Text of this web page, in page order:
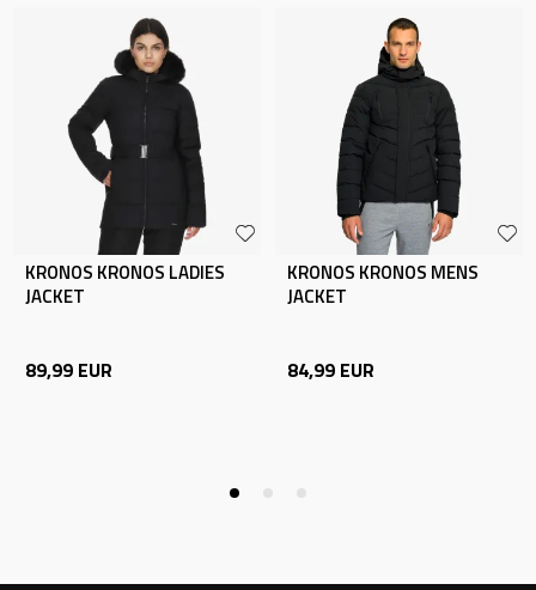
KRONOS KRONOS LADIES
JACKET
89,99 EUR
KRONOS KRONOS MENS
JACKET
84,99 EUR